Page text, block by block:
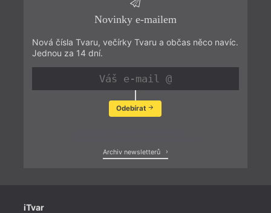
Novinky e-mailem
Nová čísla Tvaru, večírky Tvaru a občas něco navíc.
Jednou za 14 dní.
Odebírat
Archiv newsletterů
iTvar